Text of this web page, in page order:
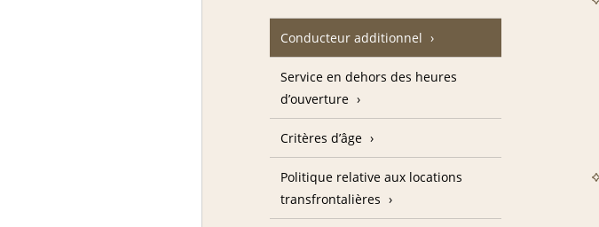
Conducteur additionnel
Service en dehors des heures
d’ouverture
Critères d’âge
Politique relative aux locations
transfrontalières